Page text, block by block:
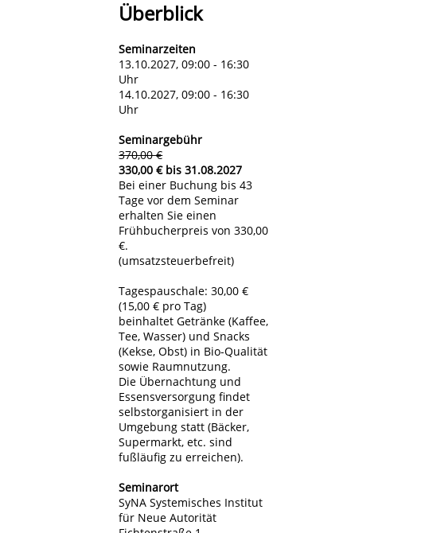
Überblick
Seminarzeiten
13.10.2027, 09:00 - 16:30
Uhr
14.10.2027, 09:00 - 16:30
Uhr
Seminargebühr
370,00 €
330,00 € bis 31.08.2027
Bei einer Buchung bis 43
Tage vor dem Seminar
erhalten Sie einen
Frühbucherpreis von 330,00
€.
(umsatzsteuerbefreit)
Tagespauschale: 30,00 €
(15,00 € pro Tag)
beinhaltet Getränke (Kaffee,
Tee, Wasser) und Snacks
(Kekse, Obst) in Bio-Qualität
sowie Raumnutzung.
Die Übernachtung und
Essensversorgung findet
selbstorganisiert in der
Umgebung statt (Bäcker,
Supermarkt, etc. sind
fußläufig zu erreichen).
Seminarort
SyNA Systemisches Institut
für Neue Autorität